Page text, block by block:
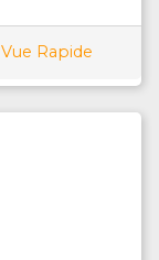
Vue Rapide